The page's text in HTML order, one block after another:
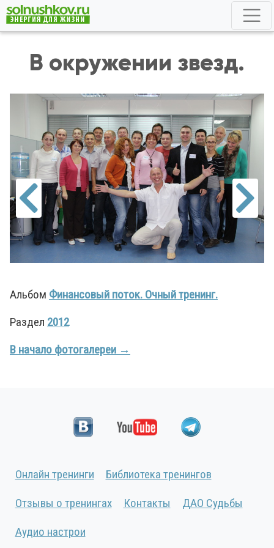
В окружении звезд.
Альбом Финансовый поток. Очный тренинг.
Раздел 2012
В начало фотогалереи →
Онлайн тренинги Библиотека тренингов
Отзывы о тренингах Контакты ДАО Судьбы
Аудио настрои